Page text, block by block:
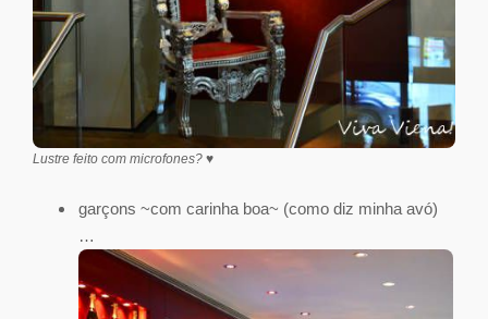
Lustre feito com microfones? ♥
garçons ~com carinha boa~ (como diz minha avó)
…